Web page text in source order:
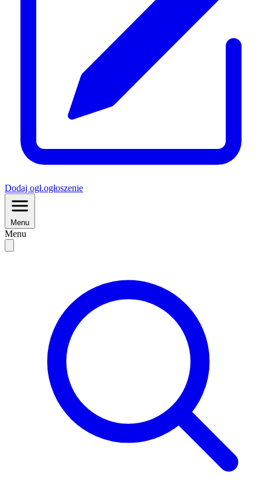
Dodaj ogł.ogłoszenie
Menu
Menu